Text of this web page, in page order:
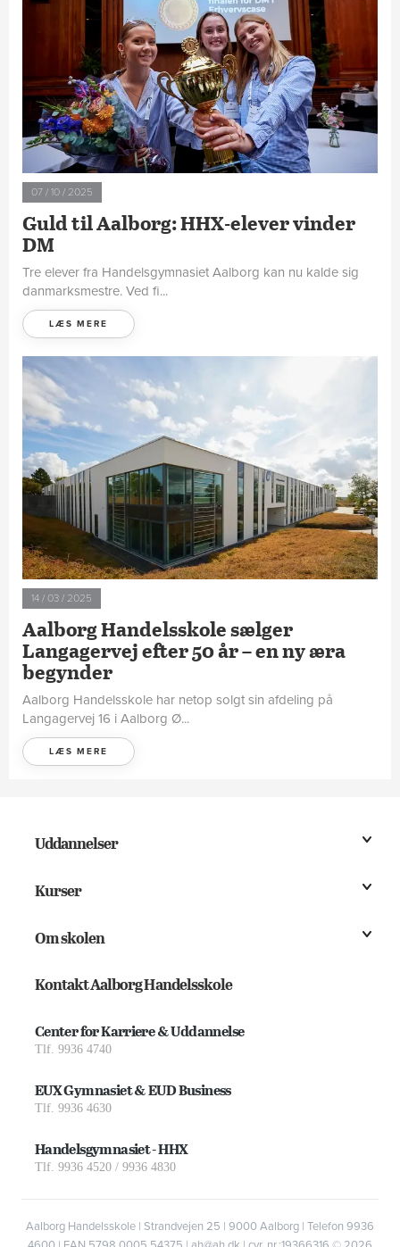
07 / 10 / 2025
Guld til Aalborg: HHX-elever vinder
DM
Tre elever fra Handelsgymnasiet Aalborg kan nu kalde sig
danmarksmestre. Ved fi...
LÆS MERE
14 / 03 / 2025
Aalborg Handelsskole sælger
Langagervej efter 50 år – en ny æra
begynder
Aalborg Handelsskole har netop solgt sin afdeling på
Langagervej 16 i Aalborg Ø...
LÆS MERE
Uddannelser
Kurser
Om skolen
Kontakt Aalborg Handelsskole
Center for Karriere & Uddannelse
Tlf. 9936 4740
EUX Gymnasiet & EUD Business
Tlf. 9936 4630
Handelsgymnasiet - HHX
Tlf. 9936 4520 / 9936 4830
Aalborg Handelsskole | Strandvejen 25 | 9000 Aalborg | Telefon 9936